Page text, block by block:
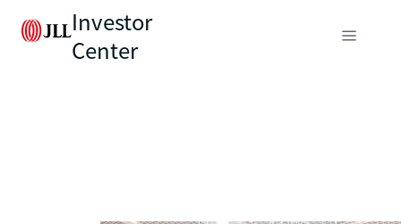
Investor
Center